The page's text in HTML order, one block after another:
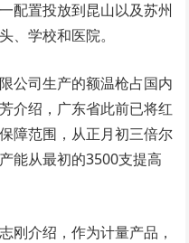
配置投放到昆山以及苏州
、学校和医院。
司生产的额温枪占国内
介绍，广东省此前已将红
障范围，从正月初三倍尔
能从最初的3500支提高
介绍，作为计量产品，